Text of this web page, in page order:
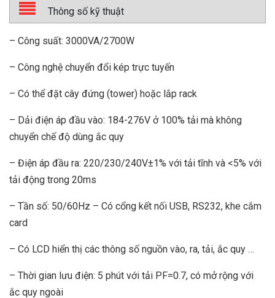
Thông số kỹ thuật
– Công suất: 3000VA/2700W
– Công nghệ chuyển đổi kép trực tuyến
– Có thể đặt cây đứng (tower) hoặc lắp rack
– Dải điện áp đầu vào: 184-276V ở 100% tải mà không
chuyển chế độ dùng ắc quy
– Điện áp đầu ra: 220/230/240V±1% với tải tĩnh và <5% với
tải động trong 20ms
– Tần số: 50/60Hz – Có cổng kết nối USB, RS232, khe cắm
card
– Có LCD hiển thị các thông số nguồn vào, ra, tải, ắc quy …
– Thời gian lưu điện: 5 phút với tải PF=0.7, có mở rộng với
ắc quy ngoài